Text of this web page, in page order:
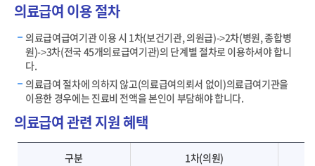
의료급여 이용 절차
의료급여급여기관 이용 시 1차(보건기관, 의원급)->2차(병원, 종합병
원)->3차(전국 45개의료급여기관)의 단계별 절차로 이용하셔야 합니
다.
의료급여 절차에 의하지 않고(의료급여의뢰서 없이)의료급여기관을
이용한 경우에는 진료비 전액을 본인이 부담해야 합니다.
의료급여 관련 지원 혜택
구분 1차(의원)